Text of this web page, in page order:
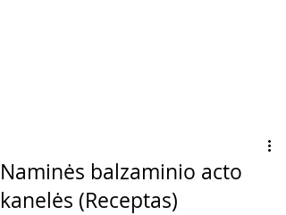
Naminės balzaminio acto
kanelės (Receptas)